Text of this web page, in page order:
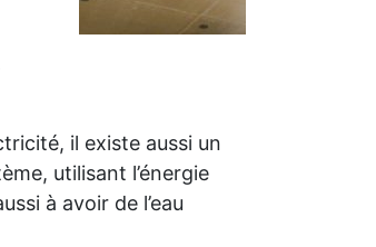
il existe aussi un
utilisant l’énergie
à avoir de l’eau